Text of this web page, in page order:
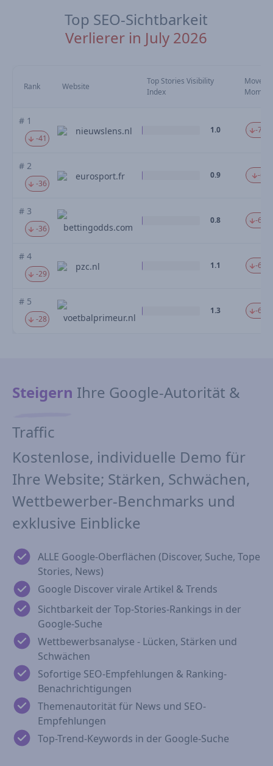
Top SEO-Sichtbarkeit
Verlierer in July 2026
Rank Website
Top Stories Visibility
Index
Mom
# 1
-41
nieuwslens.nl 1.0 -
# 2
-36
eurosport.fr 0.9 -
# 3
-36 bettingodds.com
0.8 -
# 4
-29
pzc.nl 1.1 -
# 5
-28 voetbalprimeur.nl
1.3 -
Steigern Ihre Google-Autorität &
Traffic
Kostenlose, individuelle Demo für
Ihre Website; Stärken, Schwächen,
Wettbewerber-Benchmarks und
exklusive Einblicke
ALLE Google-Oberflächen (Discover, Suche, Tope
Stories, News)
Google Discover virale Artikel & Trends
Sichtbarkeit der Top-Stories-Rankings in der
Google-Suche
Wettbewerbsanalyse - Lücken, Stärken und
Schwächen
Sofortige SEO-Empfehlungen & Ranking-
Benachrichtigungen
Themenautorität für News und SEO-
Empfehlungen
Top-Trend-Keywords in der Google-Suche